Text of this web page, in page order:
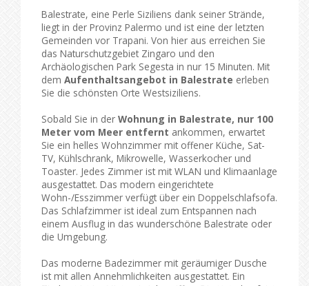
Balestrate, eine Perle Siziliens dank seiner Strände,
liegt in der Provinz Palermo und ist eine der letzten
Gemeinden vor Trapani. Von hier aus erreichen Sie
das Naturschutzgebiet Zingaro und den
Archäologischen Park Segesta in nur 15 Minuten. Mit
dem Aufenthaltsangebot in Balestrate erleben
Sie die schönsten Orte Westsiziliens.
Sobald Sie in der Wohnung in Balestrate, nur 100
Meter vom Meer entfernt ankommen, erwartet
Sie ein helles Wohnzimmer mit offener Küche, Sat-
TV, Kühlschrank, Mikrowelle, Wasserkocher und
Toaster. Jedes Zimmer ist mit WLAN und Klimaanlage
ausgestattet. Das modern eingerichtete
Wohn-/Esszimmer verfügt über ein Doppelschlafsofa.
Das Schlafzimmer ist ideal zum Entspannen nach
einem Ausflug in das wunderschöne Balestrate oder
die Umgebung.
Das moderne Badezimmer mit geräumiger Dusche
ist mit allen Annehmlichkeiten ausgestattet. Ein